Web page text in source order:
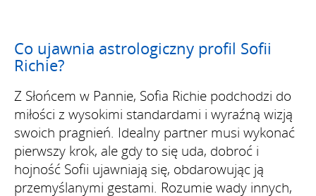
Co ujawnia astrologiczny profil Sofii
Richie?
Z Słońcem w Pannie, Sofia Richie podchodzi do
miłości z wysokimi standardami i wyraźną wizją
swoich pragnień. Idealny partner musi wykonać
pierwszy krok, ale gdy to się uda, dobroć i
hojność Sofii ujawniają się, obdarowując ją
przemyślanymi gestami. Rozumie wady innych,